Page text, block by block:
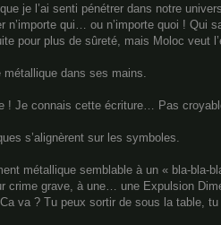
je l’ai senti pénétrer dans notre
n’importe qui… ou n’importe quoi ! Qui
pour plus de sûreté, mais Moloc veut
dans ses mains.
! Je connais cette écriture… Pas
s’alignèrent sur les symboles.
métallique semblable à un « bla-bla-
crime grave, à une… une Expulsion
va ? Tu peux sortir de sous la table,